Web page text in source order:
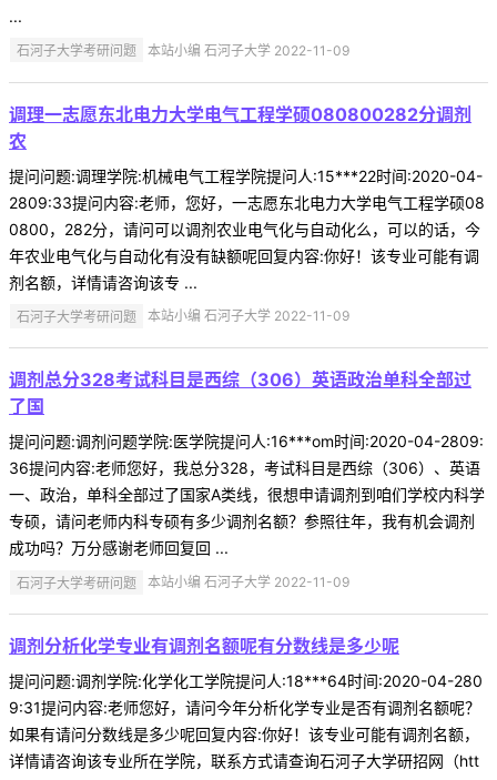
...
石河子大学考研问题 本站小编 石河子大学 2022-11-09
调理一志愿东北电力大学电气工程学硕080800282分调剂
农
提问问题:调理学院:机械电气工程学院提问人:15***22时间:2020-04-
2809:33提问内容:老师，您好，一志愿东北电力大学电气工程学硕08
0800，282分，请问可以调剂农业电气化与自动化么，可以的话，今
年农业电气化与自动化有没有缺额呢回复内容:你好！该专业可能有调
剂名额，详情请咨询该专 ...
石河子大学考研问题 本站小编 石河子大学 2022-11-09
调剂总分328考试科目是西综（306）英语政治单科全部过
了国
提问问题:调剂问题学院:医学院提问人:16***om时间:2020-04-2809:
36提问内容:老师您好，我总分328，考试科目是西综（306）、英语
一、政治，单科全部过了国家A类线，很想申请调剂到咱们学校内科学
专硕，请问老师内科专硕有多少调剂名额？参照往年，我有机会调剂
成功吗？万分感谢老师回复回 ...
石河子大学考研问题 本站小编 石河子大学 2022-11-09
调剂分析化学专业有调剂名额呢有分数线是多少呢
提问问题:调剂学院:化学化工学院提问人:18***64时间:2020-04-280
9:31提问内容:老师您好，请问今年分析化学专业是否有调剂名额呢？
如果有请问分数线是多少呢回复内容:你好！该专业可能有调剂名额，
详情请咨询该专业所在学院，联系方式请查询石河子大学研招网（htt